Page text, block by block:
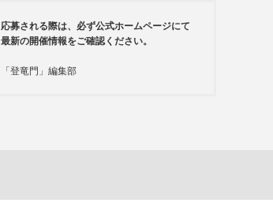
応募される際は、必ず公式ホームページにて
最新の開催情報をご確認ください。
「登竜門」編集部